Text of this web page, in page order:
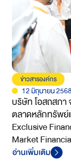
ข่าวสารองค์กร
12 มิถุนายน 2568
บริษัท โอสถสภ
ตลาดหลักทรัพย์
Exclusive
Market
อ่านเพิ่มเติม